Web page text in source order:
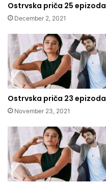
Ostrvska priča 25 epizoda
December 2, 2021
Ostrvska priča 23 epizoda
November 23, 2021